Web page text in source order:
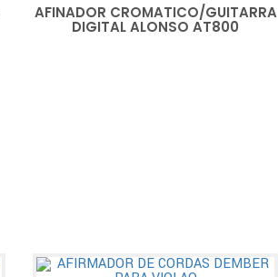
AFINADOR CROMATICO/GUITARRA
DIGITAL ALONSO AT800